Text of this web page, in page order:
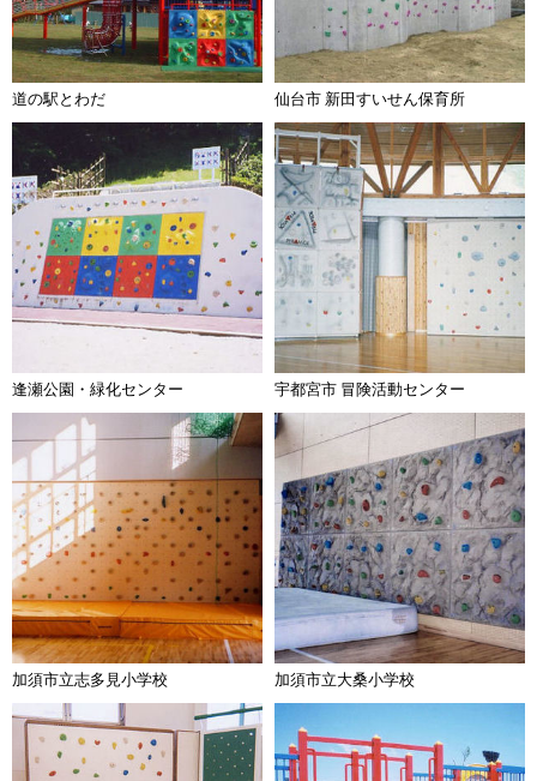
道の駅とわだ 仙台市 新田すいせん保育所
逢瀬公園・緑化センター 宇都宮市 冒険活動センター
加須市立志多見小学校 加須市立大桑小学校